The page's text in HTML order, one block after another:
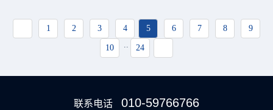
1 2 3 4 5 6 7 8 9
10 .. 24
联系电话 010-59766766